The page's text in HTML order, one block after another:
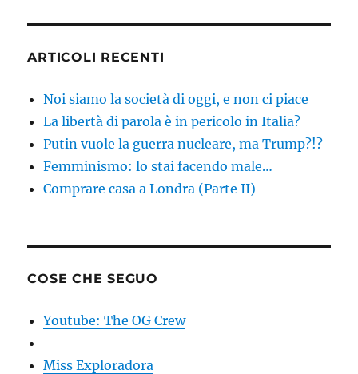
ARTICOLI RECENTI
Noi siamo la società di oggi, e non ci piace
La libertà di parola è in pericolo in Italia?
Putin vuole la guerra nucleare, ma Trump?!?
Femminismo: lo stai facendo male…
Comprare casa a Londra (Parte II)
COSE CHE SEGUO
Youtube: The OG Crew
Miss Exploradora